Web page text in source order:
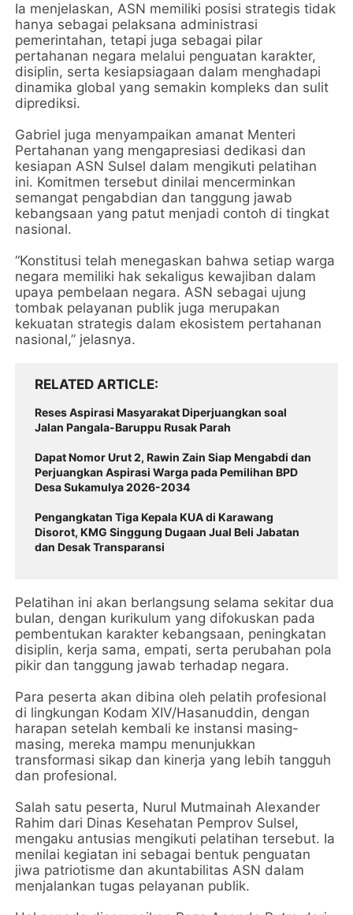
Ia menjelaskan, ASN memiliki posisi strategis tidak
hanya sebagai pelaksana administrasi
pemerintahan, tetapi juga sebagai pilar
pertahanan negara melalui penguatan karakter,
disiplin, serta kesiapsiagaan dalam menghadapi
dinamika global yang semakin kompleks dan sulit
diprediksi.
Gabriel juga menyampaikan amanat Menteri
Pertahanan yang mengapresiasi dedikasi dan
kesiapan ASN Sulsel dalam mengikuti pelatihan
ini. Komitmen tersebut dinilai mencerminkan
semangat pengabdian dan tanggung jawab
kebangsaan yang patut menjadi contoh di tingkat
nasional.
“Konstitusi telah menegaskan bahwa setiap warga
negara memiliki hak sekaligus kewajiban dalam
upaya pembelaan negara. ASN sebagai ujung
tombak pelayanan publik juga merupakan
kekuatan strategis dalam ekosistem pertahanan
nasional,” jelasnya.
RELATED ARTICLE
Reses Aspirasi Masyarakat Diperjuangkan soal
Jalan Pangala-Baruppu Rusak Parah
Dapat Nomor Urut 2, Rawin Zain Siap Mengabdi dan
Perjuangkan Aspirasi Warga pada Pemilihan BPD
Desa Sukamulya 2026-2034
Pengangkatan Tiga Kepala KUA di Karawang
Disorot, KMG Singgung Dugaan Jual Beli Jabatan
dan Desak Transparansi
Pelatihan ini akan berlangsung selama sekitar dua
bulan, dengan kurikulum yang difokuskan pada
pembentukan karakter kebangsaan, peningkatan
disiplin, kerja sama, empati, serta perubahan pola
pikir dan tanggung jawab terhadap negara.
Para peserta akan dibina oleh pelatih profesional
di lingkungan Kodam XIV/Hasanuddin, dengan
harapan setelah kembali ke instansi masing-
masing, mereka mampu menunjukkan
transformasi sikap dan kinerja yang lebih tangguh
dan profesional.
Salah satu peserta, Nurul Mutmainah Alexander
Rahim dari Dinas Kesehatan Pemprov Sulsel,
mengaku antusias mengikuti pelatihan tersebut. Ia
menilai kegiatan ini sebagai bentuk penguatan
jiwa patriotisme dan akuntabilitas ASN dalam
menjalankan tugas pelayanan publik.